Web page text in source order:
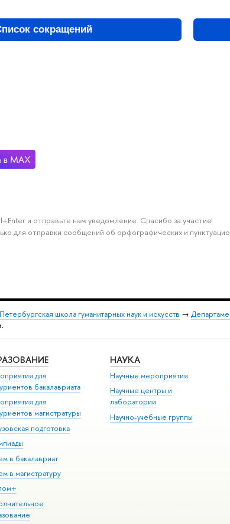
сокращений
и отправьте нам уведомление. Спасибо за участие!
для отправки сообщений об орфографических и
школа гуманитарных наук и искусств →
для
бакалавриата
для
магистратуры
подготовка
в бакалавриат
в магистратуру
НАУКА
Научные мероприятия
Научные центры и
лаборатории
Научно-учебные группы